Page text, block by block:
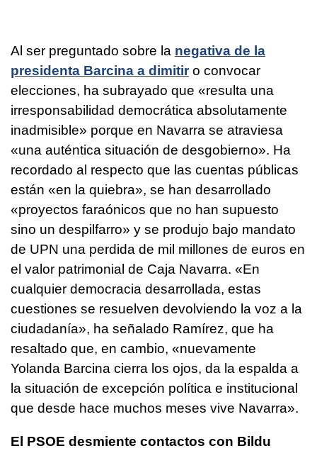
Al ser preguntado sobre la negativa de la
presidenta Barcina a dimitiro convocar
elecciones, ha subrayado que «resulta una
irresponsabilidad democrática absolutamente
inadmisible» porque en Navarra se atraviesa
«una auténtica situación de desgobierno». Ha
recordado al respecto que las cuentas públicas
están «en la quiebra», se han desarrollado
«proyectos faraónicos que no han supuesto
sino un despilfarro» y se produjo bajo mandato
de UPN una perdida de mil millones de euros en
el valor patrimonial de Caja Navarra. «En
cualquier democracia desarrollada, estas
cuestiones se resuelven devolviendo la voz a la
ciudadanía», ha señalado Ramírez, que ha
resaltado que, en cambio, «nuevamente
Yolanda Barcina cierra los ojos, da la espalda a
la situación de excepción política e institucional
que desde hace muchos meses vive Navarra».
El PSOE desmiente contactos con Bildu